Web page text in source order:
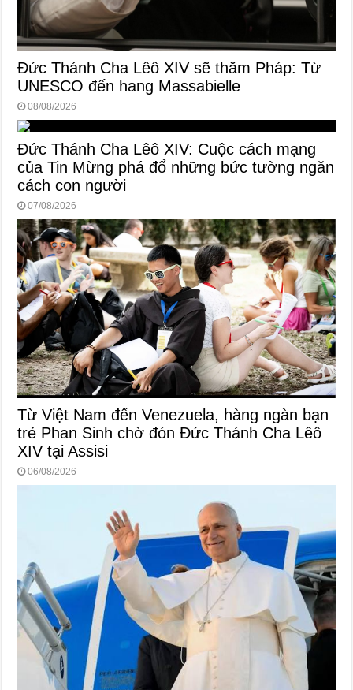
Đức Thánh Cha Lêô XIV sẽ thăm Pháp: Từ
UNESCO đến hang Massabielle
08/08/2026
Đức Thánh Cha Lêô XIV: Cuộc cách mạng
của Tin Mừng phá đổ những bức tường ngăn
cách con người
07/08/2026
Từ Việt Nam đến Venezuela, hàng ngàn bạn
trẻ Phan Sinh chờ đón Đức Thánh Cha Lêô
XIV tại Assisi
06/08/2026